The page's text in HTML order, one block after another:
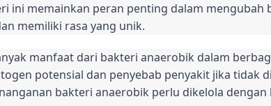
ini memainkan peran penting dalam mengubah
memiliki rasa yang unik.
manfaat dari bakteri anaerobik dalam
potensial dan penyebab penyakit jika tidak
bakteri anaerobik perlu dikelola dengan